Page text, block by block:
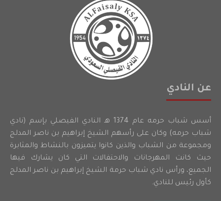
عن النادي
أسس شباب حرمه عام 1374 هـ النادي الفيصلي بإسم (نادي
شباب حرمه) وكان على رأسهم الشيخ إبراهيم بن ناصر المدلج
ومجموعة من الشباب والذين كانوا يتميزون بالنشاط والمثابرة
حيث كانت المهرجانات والاحتفالات التي كان يشارك فيها
الجميع، ورأس نادي شباب حرمة الشيخ إبراهيم بن ناصر المدلج
كأول رئيس للنادي.